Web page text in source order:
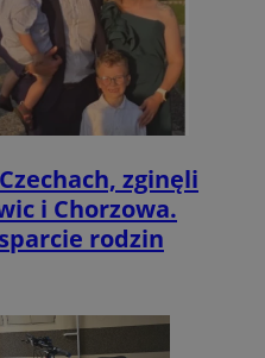
zginęli
i Chorzowa.
rodzin